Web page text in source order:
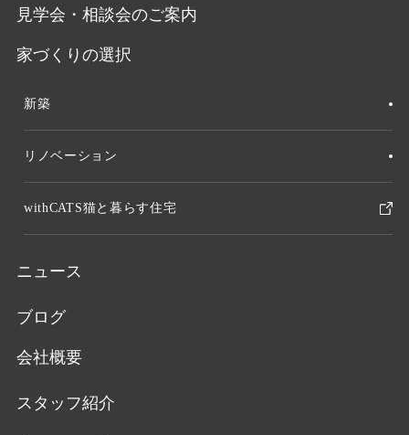
見学会・相談会のご案内
家づくりの選択
新築
リノベーション
withCATS猫と暮らす住宅
ニュース
ブログ
会社概要
スタッフ紹介